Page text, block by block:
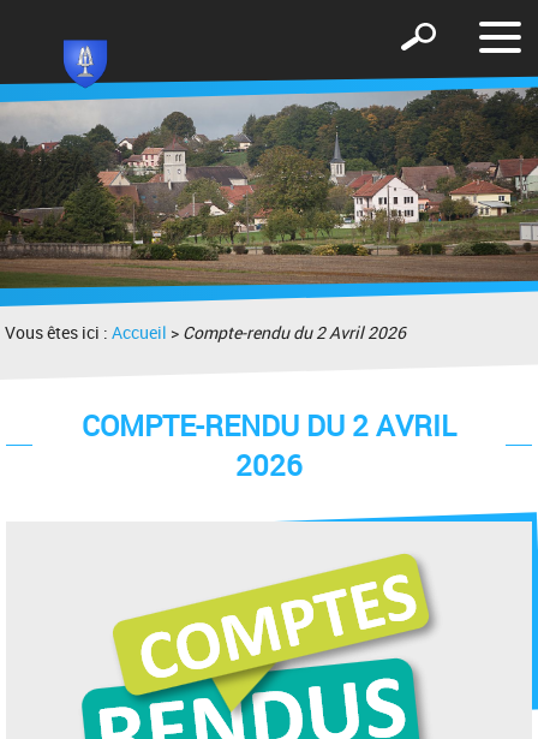
le
Afficher
formulaire
de
recherche
Vous êtes ici :Accueil > Compte-rendu du 2 Avril 2026
COMPTE-RENDU DU 2 AVRIL
2026